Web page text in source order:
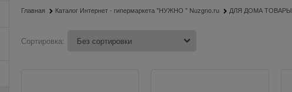
Главная Каталог Интернет - гипермаркета "НУЖНО " Nuzgno.ru ДЛЯ ДОМА ТОВАРЫ
Сортировка: